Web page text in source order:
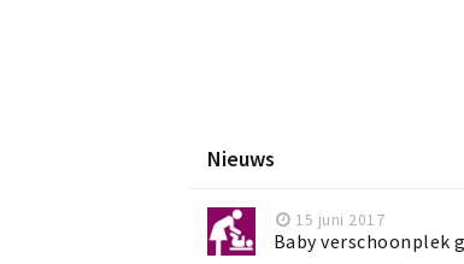
Nieuws
15 juni 2017
Baby verschoonplek